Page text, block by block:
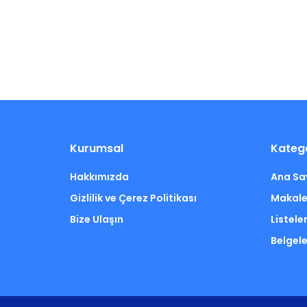
Kurumsal
Hakkımızda
Gizlilik ve Çerez Politikası
Bize Ulaşın
Ana
Listeler